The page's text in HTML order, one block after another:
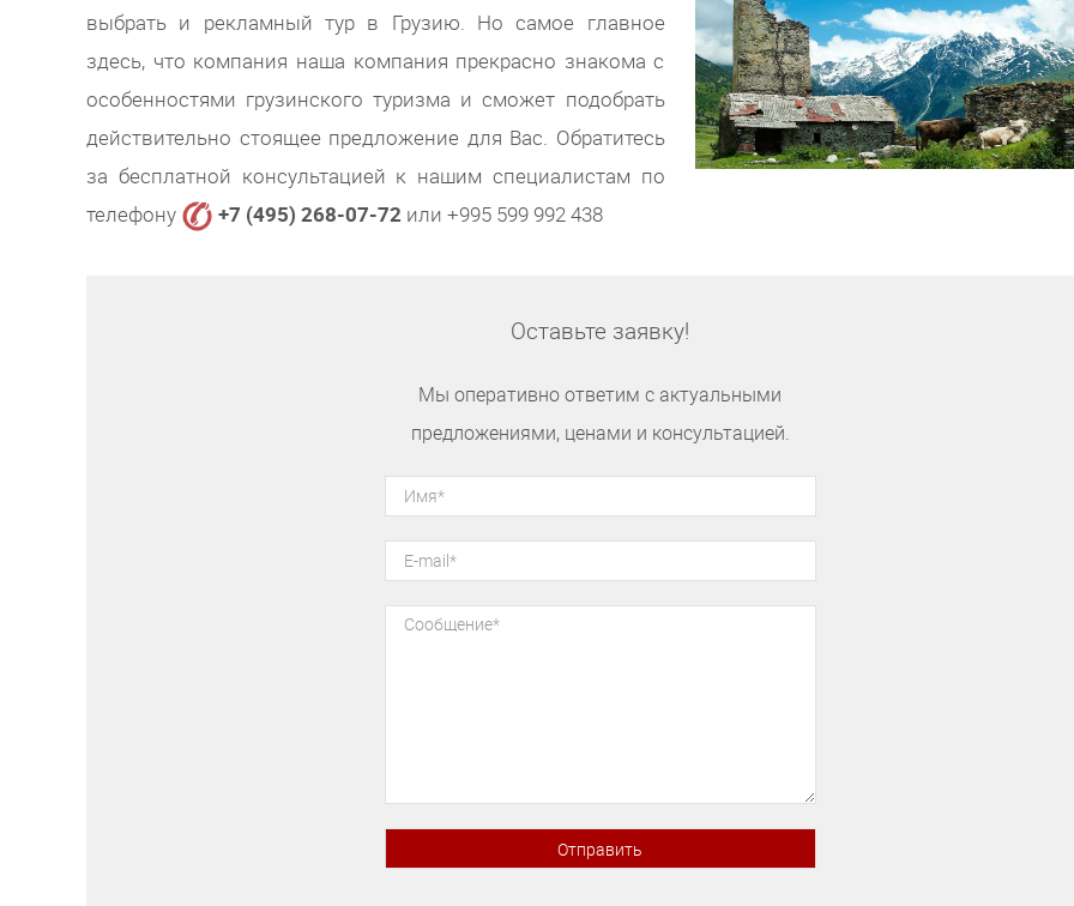
выбрать и рекламный тур в Грузию. Но самое главное
здесь, что компания наша компания прекрасно знакома с
особенностями грузинского туризма и сможет подобрать
действительно стоящее предложение для Вас. Обратитесь
за бесплатной консультацией к нашим специалистам по
телефону
+7 (495) 268-07-72 или +995 599 992 438
Оставьте заявку!
Мы оперативно ответим с актуальными
предложениями, ценами и консультацией.